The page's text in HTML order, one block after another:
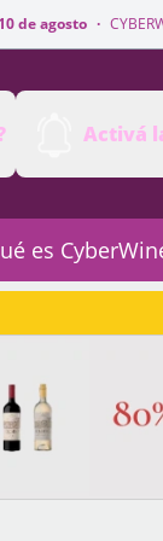
2026 · del
Activá
es